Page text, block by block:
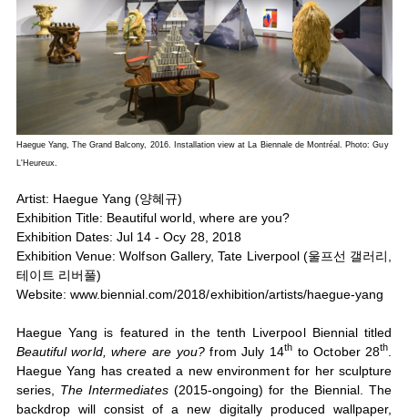
Haegue Yang, The Grand Balcony, 2016. Installation view at La Biennale de Montréal. Photo: Guy
L'Heureux.
Artist: Haegue Yang (양혜규)
Exhibition Title: Beautiful world, where are you?
Exhibition Dates: Jul 14 - Ocy 28, 2018
Exhibition Venue: Wolfson Gallery, Tate Liverpool (울프선 갤러리,
테이트 리버풀)
Website: www.biennial.com/2018/exhibition/artists/haegue-yang
Haegue Yang is featured in the tenth Liverpool Biennial titled
Beautiful world, where are you?from July 14th to October 28th
Haegue Yang has created a new environment for her sculpture
series, The Intermediates(2015-ongoing) for the Biennial. The
backdrop will consist of a new digitally produced wallpaper,